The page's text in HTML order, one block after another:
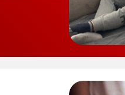
Abrir ventana modal